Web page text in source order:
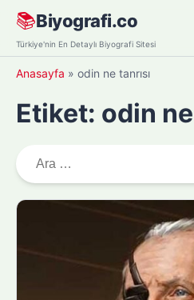
Skip
content
📚Biyografi.co
Türkiye'nin En Detaylı Biyografi Sitesi
Anasayfa » odin ne tanrısı
Etiket: odin ne
r